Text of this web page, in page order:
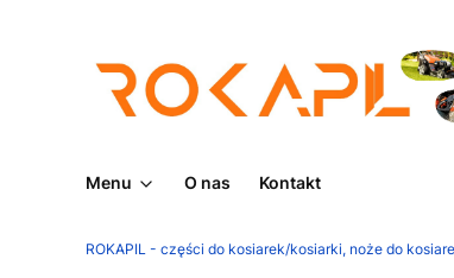
Menu O nas Kontakt
ROKAPIL - części do kosiarek/kosiarki, noże do